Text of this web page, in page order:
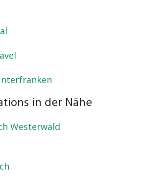
in der Nähe
Westerwald